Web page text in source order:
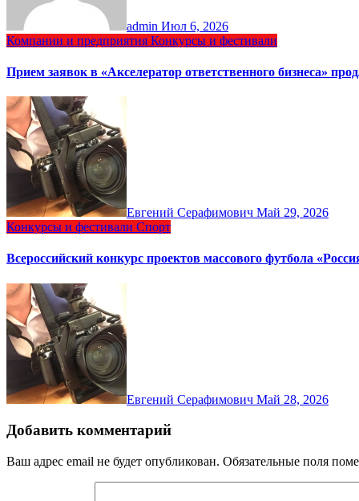
admin Июл 6, 2026
Компании и предприятия Конкурсы и фестивали
Прием заявок в «Акселератор ответственного бизнеса»
Евгений Серафимович Май 29, 2026
Конкурсы и фестивали Спорт
Всероссийский конкурс проектов массового футбола
Евгений Серафимович Май 28, 2026
Добавить комментарий
Ваш адрес email не будет опубликован. Обязательные поля